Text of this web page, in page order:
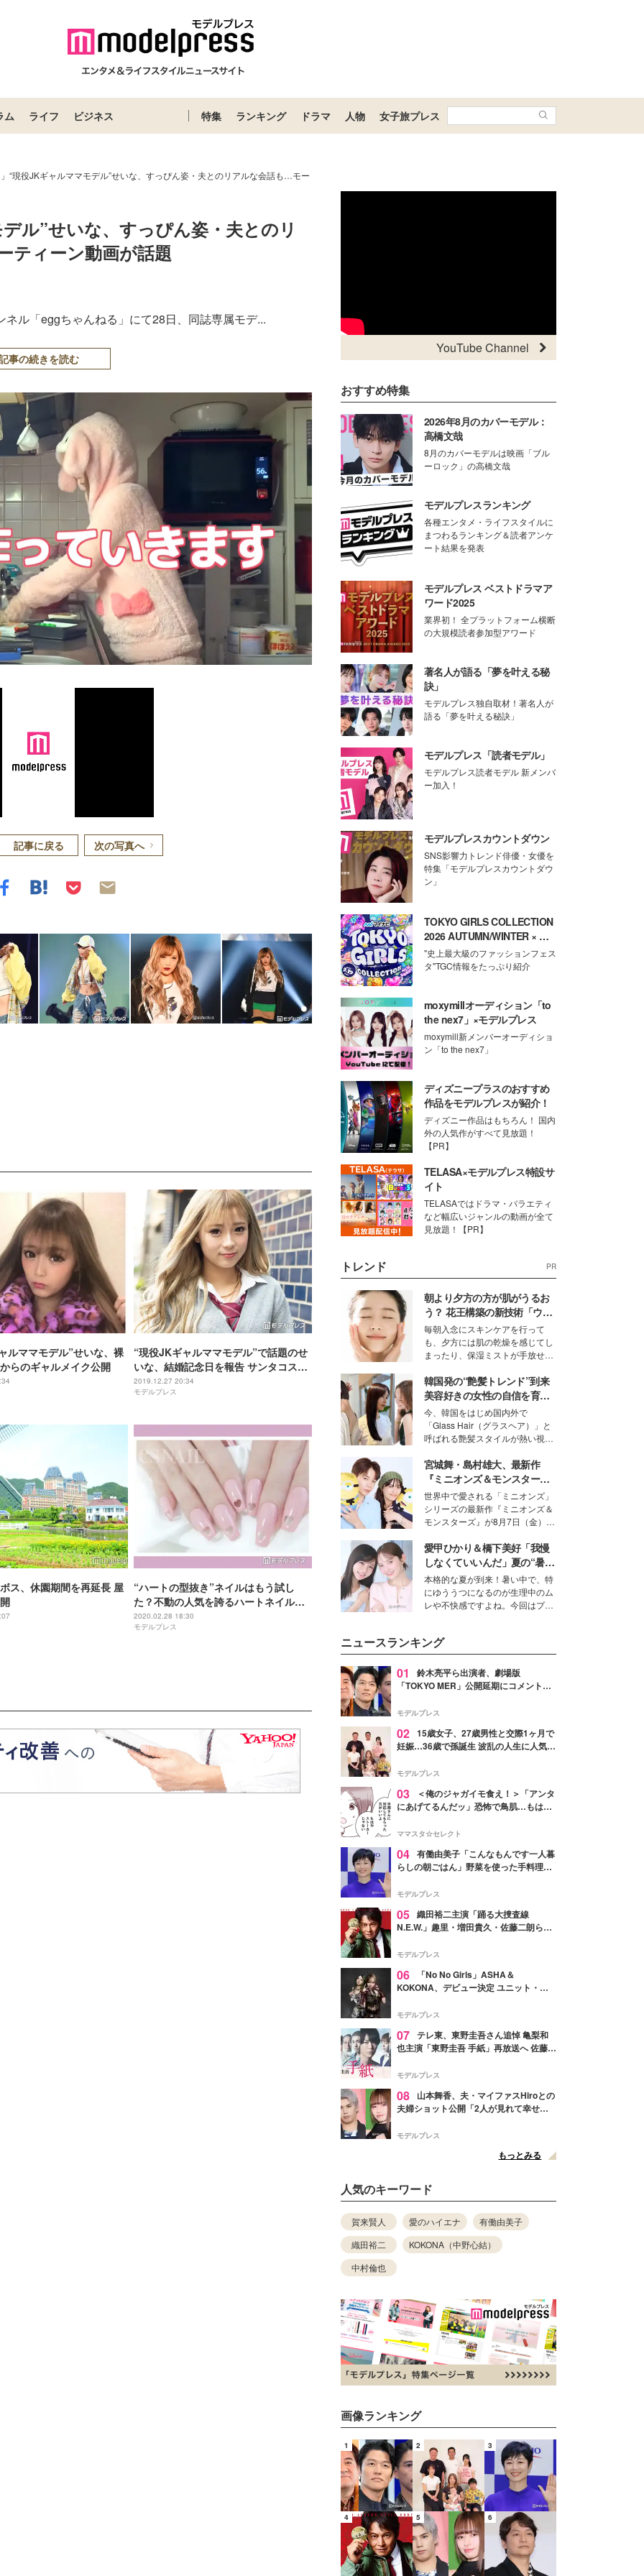
ム ライフ ビジネス 特集 ランキング ドラマ 人物 女子旅プレス
“現役JKギャルママモデル”せいな、すっぴん姿・夫とのリアルな会話も…モー
ル”せいな、すっぴん姿・夫とのリ
ティーン動画が話題
ル「eggちゃんねる」にて28日、同誌専属モデ...
事の続きを読む
記事に戻る 次の写真へ
ルママモデル”せいな、裸
らのギャルメイク公開
“現役JKギャルママモデル”で話題のせ
いな、結婚記念日を報告 サンタコスの
家族ショットに反響
2019.12.27 20:34
モデルプレス
ス、休園期間を再延長 屋
“ハートの型抜き”ネイルはもう試し
た？不動の人気を誇るハートネイル特
集
2020.02.28 18:30
モデルプレス
YouTube Channel
おすすめ特集
2026年8月のカバーモデル：
高橋文哉
8月のカバーモデルは映画「ブル
ーロック」の高橋文哉
モデルプレスランキング
各種エンタメ・ライフスタイルに
まつわるランキング＆読者アンケ
ート結果を発表
モデルプレス ベストドラマア
ワード2025
業界初！ 全プラットフォーム横断
の大規模読者参加型アワード
著名人が語る「夢を叶える秘
訣」
モデルプレス独自取材！著名人が
語る「夢を叶える秘訣」
モデルプレス「読者モデル」
モデルプレス読者モデル 新メンバ
ー加入！
モデルプレスカウントダウン
SNS影響力トレンド俳優・女優を
特集「モデルプレスカウントダウ
ン」
TOKYO GIRLS COLLECTION
2026 AUTUMN/WINTER × モ
デルプレス
"史上最大級のファッションフェス
タ"TGC情報をたっぷり紹介
moxymillオーディション「to
the nex7」×モデルプレス
moxymill新メンバーオーディショ
ン「to the nex7」
ディズニープラスのおすすめ
作品をモデルプレスが紹介！
ディズニー作品はもちろん！ 国内
外の人気作がすべて見放題！
【PR】
TELASA×モデルプレス特設サ
イト
TELASAではドラマ・バラエティ
など幅広いジャンルの動画が全て
見放題！【PR】
トレンド PR
朝より夕方の方が肌がうるお
う？ 花王構築の新技術「ウォ
ーターキャプチャリングスキ
ン（捕水肌）」がスキンケア
の常識を変える予感
毎朝入念にスキンケアを行って
も、夕方には肌の乾燥を感じてし
まったり、保湿ミストが手放せな
な美容の常識を大きく変える可能
性を秘めた、革新的な「Water
Capturing Skin（ウォーターキャ
プチャリングスキン：捕水肌）」
技術を、花王が構築した。
韓国発の“艶髪トレンド”到来
美容好きの女性の自信を育む
「ヘアケア事情」って？
今、韓国をはじめ国内外で
「Glass Hair（グラスヘア）」と
呼ばれる艶髪スタイルが熱い視線
ションの完成度を高めるベースと
して、“髪そのものの美しさ”に改
めて注目する人が増えている様
子。今回は、そんな憧れの艶やか
な髪を日常で叶える、美容好きの
女性たちのヘアケア事情を紹介し
ます。
宮城舞・島村雄大、最新作
『ミニオンズ＆モンスター
ズ』の魅力熱弁 ハチャメチャ
だけじゃない“友情と絆”に感
動
世界中で愛される「ミニオンズ」
シリーズの最新作『ミニオンズ＆
モンスターズ』が8月7日（金）に
ニオン好き”という共通点を持つモ
デルの宮城舞と島村雄大の特別対
談をお届け！それぞれの視点か
ら、今作ならではの魅力や予想外
の感動をもたらす奥深いストーリ
ーについて熱く語り合ってもらっ
愛甲ひかり＆橋下美好「我慢
しなくていいんだ」夏の“暑さ
対策”の新しい選択肢とは？
本格的な夏が到来！暑い中で、特
にゆううつになるのが生理中のム
レや不快感ですよね。今回はプラ
好さんを迎えて本音で女子会トー
ク。猛暑のお出かけを快適に過ご
すヒントや、2人が感動した夏の
生理の新常識にも迫りました。
ニュースランキング
01
鈴木亮平ら出演者、劇場版
「TOKYO MER」公開延期にコメント
最大の敬意とエールを」
モデルプレス
02 15歳女子、27歳男性と交際1ヶ月で
妊娠…36歳で孫誕生 波乱の人生に人気タ
よ！」
モデルプレス
03
＜俺のジャガイモ食え！＞「アンタ
にあげてるんだッ」恐怖で鳥肌…もはや
ママスタ☆セレクト
04 有働由美子「こんなもんです一人暮
らしの朝ごはん」野菜を使った手料理公
そう」と反響
モデルプレス
05 織田裕二主演「踊る大捜査線
N.E.W.」趣里・増田貴久・佐藤二朗ら新
徴する“謎のキーワード”も
モデルプレス
06
「No No Girls」ASHA＆
KOKONA、デビュー決定 ユニット・
リリースへ
モデルプレス
07 テレ東、東野圭吾さん追悼 亀梨和
也主演「東野圭吾 手紙」再放送へ 佐藤隆
モデルプレス
08
山本舞香、夫・マイファスHiroとの
夫婦ショット公開「2人が見れて幸せ」
モデルプレス
もっとみる
人気のキーワード
賀来賢人 愛のハイエナ
有働由美子
織田裕二
KOKONA（中野心結）
中村倫也
画像ランキング
1 2 3
4 5 6